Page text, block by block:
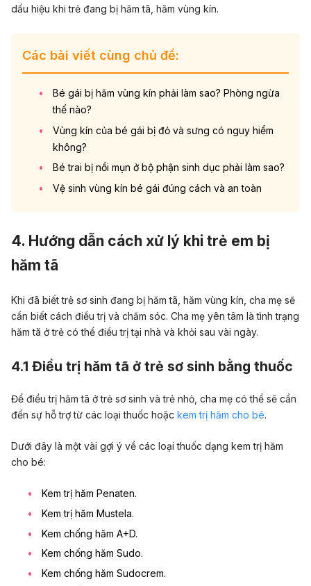
dấu hiệu khi trẻ đang bị hăm tã, hăm vùng kín.
Các bài viết cùng chủ đề:
Bé gái bị hăm vùng kín phải làm sao? Phòng ngừa
thế nào?
Vùng kín của bé gái bị đỏ và sưng có nguy hiểm
không?
Bé trai bị nổi mụn ở bộ phận sinh dục phải làm sao?
Vệ sinh vùng kín bé gái đúng cách và an toàn
4. Hướng dẫn cách xử lý khi trẻ em bị
hăm tã
Khi đã biết trẻ sơ sinh đang bị hăm tã, hăm vùng kín, cha mẹ sẽ
cần biết cách điều trị và chăm sóc. Cha mẹ yên tâm là tình trạng
hăm tã ở trẻ có thể điều trị tại nhà và khỏi sau vài ngày.
4.1 Điều trị hăm tã ở trẻ sơ sinh bằng thuốc
Để điều trị hăm tã ở trẻ sơ sinh và trẻ nhỏ, cha mẹ có thể sẽ cần
đến sự hỗ trợ từ các loại thuốc hoặc kem trị hăm cho bé.
Dưới đây là một vài gợi ý về các loại thuốc dạng kem trị hăm
cho bé:
Kem trị hăm Penaten.
Kem trị hăm Mustela.
Kem chống hăm A+D.
Kem chống hăm Sudo.
Kem chống hăm Sudocrem.